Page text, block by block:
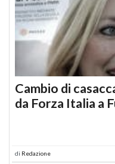
Cambio di
da Forza Italia a
di Redazione